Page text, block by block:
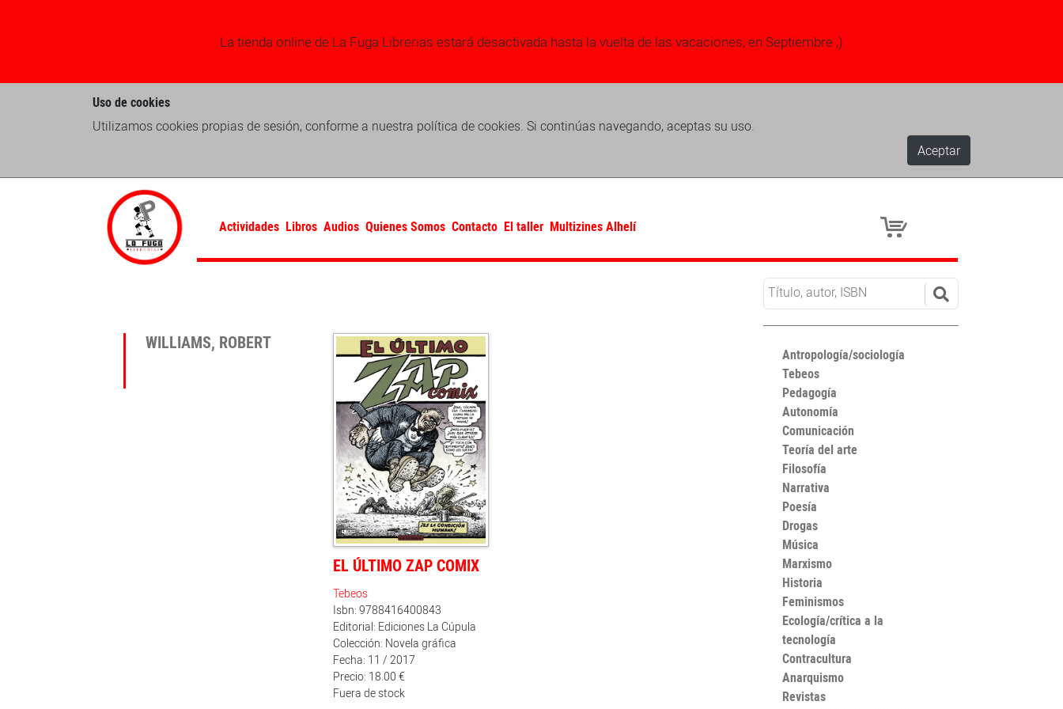
La tienda online de La Fuga Librerias estará desactivada hasta la vuelta de las vacaciones, en Septiembre ;)
Uso de cookies
Utilizamos cookies propias de sesión, conforme a nuestra política de cookies. Si continúas navegando, aceptas su uso.
Aceptar
Actividades Libros Audios Quienes Somos Contacto El taller Multizines Alhelí
WILLIAMS, ROBERT
EL ÚLTIMO ZAP COMIX
Tebeos
Isbn: 9788416400843
Editorial: Ediciones La Cúpula
Colección: Novela gráfica
Fecha: 11 / 2017
Precio: 18.00 €
Fuera de stock
Antropología/sociología
Tebeos
Pedagogía
Autonomía
Comunicación
Teoría del arte
Filosofía
Narrativa
Poesía
Drogas
Música
Marxismo
Historia
Feminismos
Ecología/crítica a la
tecnología
Contracultura
Anarquismo
Revistas